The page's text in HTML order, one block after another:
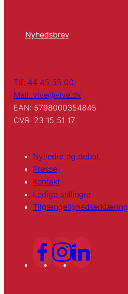
Nyhedsbrev
Tlf: 44 45 55 00
Mail: vive@vive.dk
EAN: 5798000354845
CVR: 23 15 51 17
Nyheder og debat
Presse
Kontakt
Ledige stillinger
Tilgængelighedserklæring